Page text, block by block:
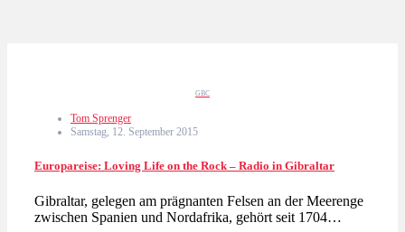
GBC
Tom Sprenger
Samstag, 12. September 2015
Europareise: Loving Life on the Rock – Radio in Gibraltar
Gibraltar, gelegen am prägnanten Felsen an der Meerenge
zwischen Spanien und Nordafrika, gehört seit 1704…